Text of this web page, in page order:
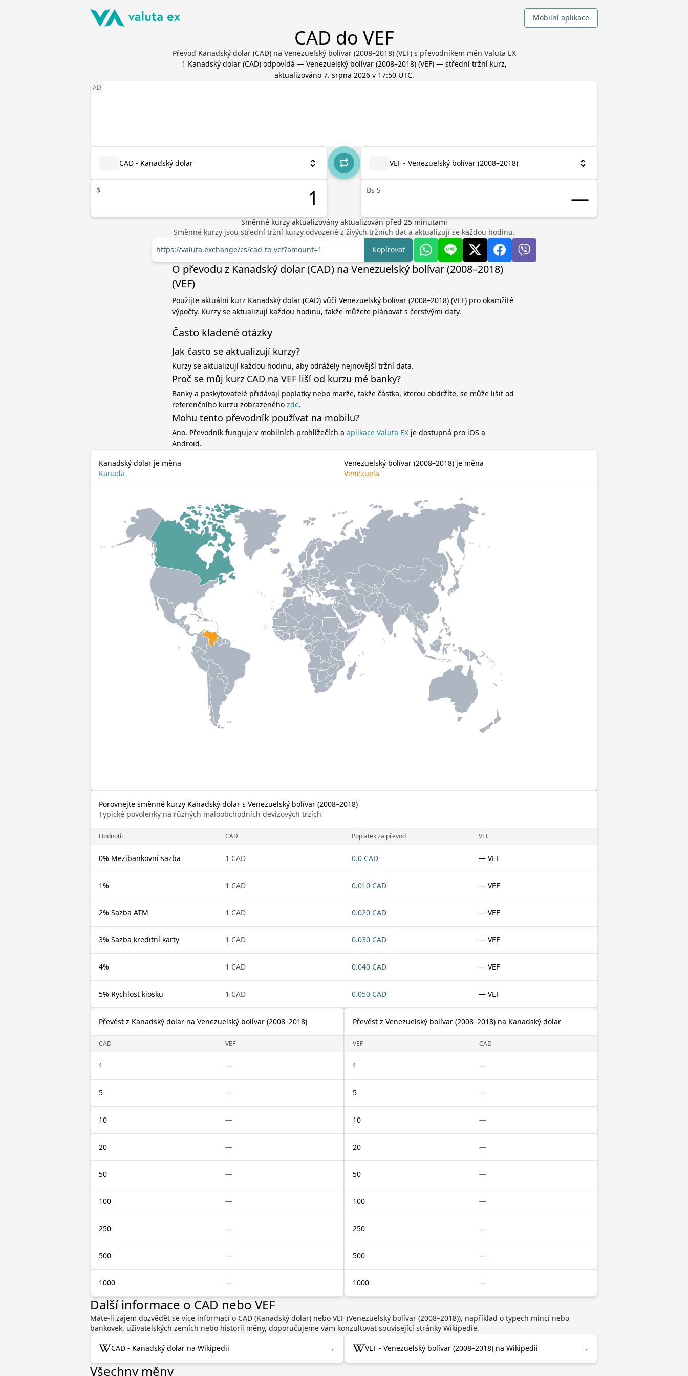
Mobilní aplikace
CAD do VEF
Převod Kanadský dolar (CAD) na Venezuelský bolívar (2008–2018) (VEF) s převodníkem měn Valuta EX
1 Kanadský dolar(CAD) odpovídá — Venezuelský bolívar (2008–2018)(VEF) — střední tržní kurz,
aktualizováno 7. srpna 2026 v 17:50 UTC.
CAD - Kanadský dolar
$
VEF - Venezuelský bolívar (2008–2018)
Bs S
Směnné kurzy aktualizovány aktualizován před 25minutami
Směnné kurzy jsou střední tržní kurzy odvozené z živých tržních dat a aktualizují se každou hodinu.
https://valuta.exchange/cs/cad-to-vef?amount=1
Kopírovat
O převodu z Kanadský dolar (CAD) na Venezuelský bolívar (2008–2018)
(VEF)
Použijte aktuální kurz Kanadský dolar (CAD) vůči Venezuelský bolívar (2008–2018) (VEF) pro okamžité
výpočty. Kurzy se aktualizují každou hodinu, takže můžete plánovat s čerstvými daty.
Často kladené otázky
Jak často se aktualizují kurzy?
Kurzy se aktualizují každou hodinu, aby odrážely nejnovější tržní data.
Proč se můj kurz CAD na VEF liší od kurzu mé banky?
Banky a poskytovatelé přidávají poplatky nebo marže, takže částka, kterou obdržíte, se může lišit od
referenčního kurzu zobrazeného zde.
Mohu tento převodník používat na mobilu?
Ano. Převodník funguje v mobilních prohlížečích a aplikace Valuta EX je dostupná pro iOS a
Android.
Kanadský dolar je měna
Kanada
Venezuelský bolívar (2008–2018) je měna
Venezuela
Porovnejte směnné kurzy Kanadský dolar s Venezuelský bolívar (2008–2018)
Typické povolenky na různých maloobchodních devizových trzích
Hodnotit CAD Poplatek za převod VEF
0% Mezibankovní sazba 1 CAD 0.0 CAD — VEF
1% 1 CAD 0.010 CAD — VEF
2% Sazba ATM 1 CAD 0.020 CAD — VEF
3% Sazba kreditní karty 1 CAD 0.030 CAD — VEF
4% 1 CAD 0.040 CAD — VEF
5% Rychlost kiosku 1 CAD 0.050 CAD — VEF
Převést z Kanadský dolar na Venezuelský bolívar (2008–2018)
CAD VEF
1 —
5 —
10 —
20 —
50 —
100 —
250 —
500 —
1000 —
Převést z Venezuelský bolívar (2008–2018) na Kanadský dolar
VEF CAD
1 —
5 —
10 —
20 —
50 —
100 —
250 —
500 —
1000 —
Další informace o CAD nebo VEF
Máte-li zájem dozvědět se více informací o CAD (Kanadský dolar) nebo VEF (Venezuelský bolívar (2008–2018)), například o typech mincí nebo
bankovek, uživatelských zemích nebo historii měny, doporučujeme vám konzultovat související stránky Wikipedie.
CAD - Kanadský dolar na Wikipedii → VEF - Venezuelský bolívar (2008–2018) na Wikipedii →
Všechny měny